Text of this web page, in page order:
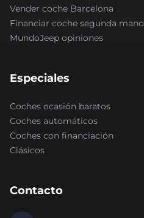
Vender coche Barcelona
Financiar coche segunda mano
MundoJeep opiniones
Especiales
Coches ocasión baratos
Coches automáticos
Coches con financiación
Clásicos
Contacto